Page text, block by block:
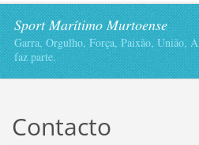
Sport Marítimo Murtoense
Garra, Orgulho, Força, Paixão, União,
faz parte.
Contacto